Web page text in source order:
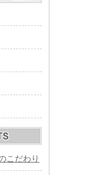
こだわり